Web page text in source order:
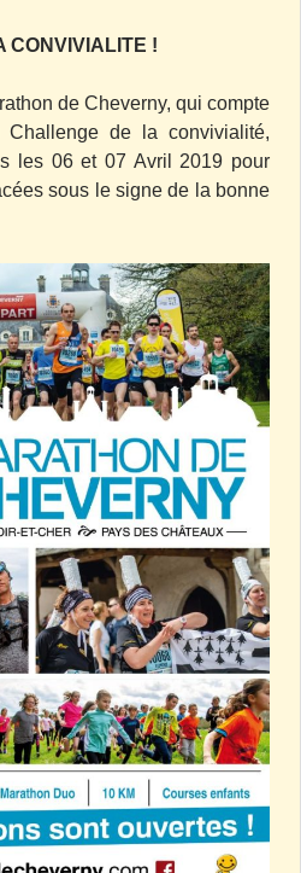
CONVIVIALITE !
de Cheverny, qui compte
de la convivialité,
les 06 et 07 Avril 2019 pour
sous le signe de la bonne